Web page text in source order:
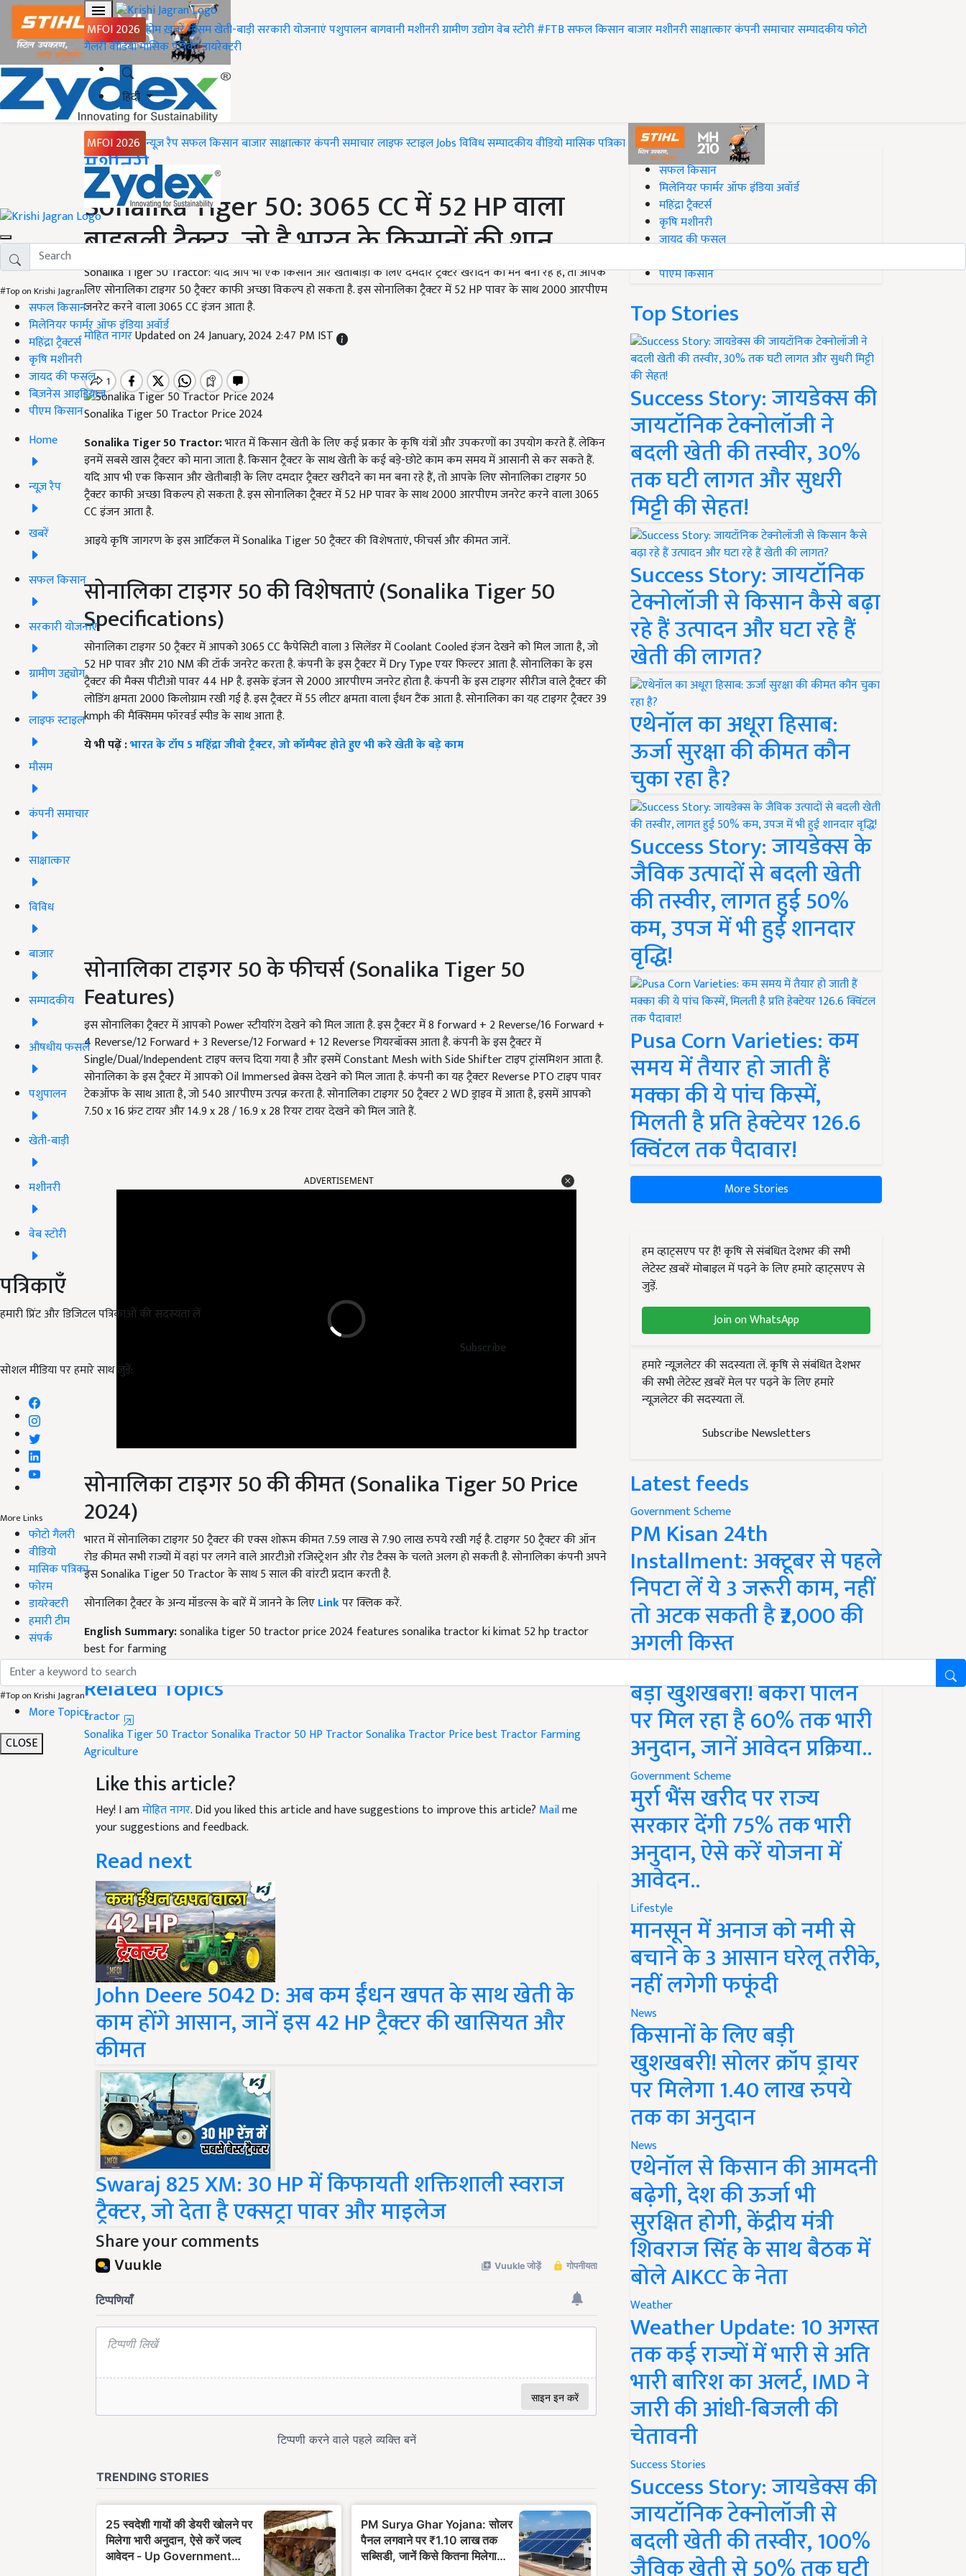
MFOI 2026 होमख़बरेंमौसमखेती-बाड़ीसरकारी योजनाएंपशुपालनबागवानीमशीनरीग्रामीण उद्योगवेब स्टोरी#FTBसफल किसानबाजारमशीनरीसाक्षात्कारकंपनी समाचारसम्पादकीयफोटो
गैलरीवीडियोमासिक पत्रिकाडायरेक्टरी
हिंदी
MFOI 2026 न्यूज़ रैपसफल किसानबाजारसाक्षात्कारकंपनी समाचारलाइफ स्टाइलJobsविविधसम्पादकीयवीडियोमासिक पत्रिका
#Top on Krishi Jagran
सफल किसान
मिलेनियर फार्मर ऑफ इंडिया अवॉर्ड
महिंद्रा ट्रैक्टर्स
कृषि मशीनरी
जायद की फसल
बिज़नेस आइडियाज
पीएम किसान
Home
न्यूज़ रैप
खबरें
सफल किसान
सरकारी योजनाएं
ग्रामीण उद्द्योग
लाइफ स्टाइल
मौसम
कंपनी समाचार
साक्षात्कार
विविध
बाजार
सम्पादकीय
औषधीय फसलें
पशुपालन
खेती-बाड़ी
मशीनरी
वेब स्टोरी
पत्रिकाएँ
हमारी प्रिंट और डिजिटल पत्रिकाओं की सदस्यता लें
Subscribe
सोशल मीडिया पर हमारे साथ जुड़ें:
More Links
फोटो गैलरी
वीडियो
मासिक पत्रिका
फोरम
डायरेक्टरी
हमारी टीम
संपर्क
#Top on Krishi Jagran
More Topics
CLOSE
Home
मशीनरी
Sonalika Tiger 50: 3065 CC में 52 HP वाला
बाहुबली ट्रैक्टर, जो है भारत के किसानों की शान
Sonalika Tiger 50 Tractor: यदि आप भी एक किसान और खेतीबाड़ी के लिए दमदार ट्रैक्टर खरीदने का मन बना रहे हैं, तो आपके
लिए सोनालिका टाइगर 50 ट्रैक्टर काफी अच्छा विकल्प हो सकता है. इस सोनालिका ट्रैक्टर में 52 HP पावर के साथ 2000 आरपीएम
जनरेट करने वाला 3065 CC इंजन आता है.
मोहित नागरUpdated on 24 January, 2024 2:47 PM IST
Sonalika Tiger 50 Tractor Price 2024
Sonalika Tiger 50 Tractor:भारत में किसान खेती के लिए कई प्रकार के कृषि यंत्रों और उपकरणों का उपयोग करते हैं. लेकिन
इनमें सबसे खास ट्रैक्टर को माना जाता है. किसान ट्रैक्टर के साथ खेती के कई बड़े-छोटे काम कम समय में आसानी से कर सकते हैं.
यदि आप भी एक किसान और खेतीबाड़ी के लिए दमदार ट्रैक्टर खरीदने का मन बना रहे हैं, तो आपके लिए सोनालिका टाइगर 50
ट्रैक्टर काफी अच्छा विकल्प हो सकता है. इस सोनालिका ट्रैक्टर में 52 HP पावर के साथ 2000 आरपीएम जनरेट करने वाला 3065
CC इंजन आता है.
आइये कृषि जागरण के इस आर्टिकल में Sonalika Tiger 50 ट्रैक्टर की विशेषताएं, फीचर्स और कीमत जानें.
सोनालिका टाइगर 50 की विशेषताएं (Sonalika Tiger 50
Specifications)
सोनालिका टाइगर 50 ट्रैक्टर में आपको 3065 CC कैपेसिटी वाला 3 सिलेंडर में Coolant Cooled इंजन देखने को मिल जाता है, जो
52 HP पावर और 210 NM की टॉर्क जनरेट करता है. कंपनी के इस ट्रैक्टर में Dry Type एयर फिल्टर आता है. सोनालिका के इस
ट्रैक्टर की मैक्स पीटीओ पावर 44 HP है. इसके इंजन से 2000 आरपीएम जनरेट होता है. कंपनी के इस टाइगर सीरीज वाले ट्रैक्टर की
लोडिंग क्षमता 2000 किलोग्राम रखी गई है. इस ट्रैक्टर में 55 लीटर क्षमता वाला ईंधन टैंक आता है. सोनालिका का यह टाइगर ट्रैक्टर 39
kmph की मैक्सिमम फॉरवर्ड स्पीड के साथ आता है.
ये भी पढ़ें :भारत के टॉप 5 महिंद्रा जीवो ट्रैक्टर, जो कॉम्पैक्ट होते हुए भी करे खेती के बड़े काम
सोनालिका टाइगर 50 के फीचर्स (Sonalika Tiger 50
Features)
इस सोनालिका ट्रैक्टर में आपको Power स्टीयरिंग देखने को मिल जाता है. इस ट्रैक्टर में 8 forward + 2 Reverse/16 Forward +
4 Reverse/12 Forward + 3 Reverse/12 Forward + 12 Reverse गियरबॉक्स आता है. कंपनी के इस ट्रैक्टर में
Single/Dual/Independent टाइप क्लच दिया गया है और इसमें Constant Mesh with Side Shifter टाइप ट्रांसमिशन आता है.
सोनालिका के इस ट्रैक्टर में आपको Oil Immersed ब्रेक्स देखने को मिल जाता है. कंपनी का यह ट्रैक्टर Reverse PTO टाइप पावर
टेकऑफ के साथ आता है, जो 540 आरपीएम उत्पन्न करता है. सोनालिका टाइगर 50 ट्रैक्टर 2 WD ड्राइव में आता है, इसमें आपको
7.50 x 16 फ्रंट टायर और 14.9 x 28 / 16.9 x 28 रियर टायर देखने को मिल जाते हैं.
सोनालिका टाइगर 50 की कीमत (Sonalika Tiger 50 Price
2024)
भारत में सोनालिका टाइगर 50 ट्रैक्टर की एक्स शोरूम कीमत 7.59 लाख से 7.90 लाख रुपये रखी गई है. टाइगर 50 ट्रैक्टर की ऑन
रोड कीमत सभी राज्यों में वहां पर लगने वाले आरटीओ रजिस्ट्रेशन और रोड टैक्स के चलते अलग हो सकती है. सोनालिका कंपनी अपने
इस Sonalika Tiger 50 Tractor के साथ 5 साल की वांरटी प्रदान करती है.
सोनालिका ट्रैक्टर के अन्य मॉडल्स के बारें में जानने के लिए
English Summary:
best for farming
Published on:19 January 2024, 06:28 PM IST
Related Topics
tractor
Sonalika Tiger 50 Tractor
Agriculture
Like this article?
Hey! I amमोहित नागर . Did you liked this article and have suggestions to improve this article?
your suggestions and feedback.
Read next
John Deere 5042 D: अब कम ईंधन खपत के साथ खेती के
काम होंगे आसान, जानें इस 42 HP ट्रैक्टर की खासियत और
कीमत
Swaraj 825 XM: 30 HP में किफायती शक्तिशाली स्वराज
ट्रैक्टर, जो देता है एक्सट्रा पावर और माइलेज
Share your comments
#Top on Krishi Jagran
सफल किसान
मिलेनियर फार्मर ऑफ इंडिया अवॉर्ड
महिंद्रा ट्रैक्टर्स
कृषि मशीनरी
जायद की फसल
पीएम किसान
Top Stories
Success Story: जायडेक्स की
जायटॉनिक टेक्नोलॉजी ने
बदली खेती की तस्वीर, 30%
तक घटी लागत और सुधरी
मिट्टी की सेहत!
Success Story: जायटॉनिक
टेक्नोलॉजी से किसान कैसे बढ़ा
रहे हैं उत्पादन और घटा रहे हैं
खेती की लागत?
एथेनॉल का अधूरा हिसाब:
ऊर्जा सुरक्षा की कीमत कौन
चुका रहा है?
Success Story: जायडेक्स के
जैविक उत्पादों से बदली खेती
की तस्वीर, लागत हुई 50%
कम, उपज में भी हुई शानदार
वृद्धि!
Pusa Corn Varieties: कम
समय में तैयार हो जाती हैं
मक्का की ये पांच किस्में,
मिलती है प्रति हेक्टेयर 126.6
क्विंटल तक पैदावार!
More Stories
हम व्हाट्सएप पर हैं! कृषि से संबंधित देशभर की सभी
लेटेस्ट ख़बरें मोबाइल में पढ़ने के लिए हमारे व्हाट्सएप से
जुड़ें.
Join on WhatsApp
हमारे न्यूज़लेटर की सदस्यता लें. कृषि से संबंधित देशभर
की सभी लेटेस्ट ख़बरें मेल पर पढ़ने के लिए हमारे
न्यूज़लेटर की सदस्यता लें.
Subscribe Newsletters
Latest feeds
Government Scheme
PM Kisan 24th
Installment: अक्टूबर से पहले
निपटा लें ये 3 जरूरी काम, नहीं
तो अटक सकती है ₹2,000 की
अगली किस्त
बड़ी खुशखबरी! बकरी पालन
पर मिल रहा है 60% तक भारी
अनुदान, जानें आवेदन प्रक्रिया..
Government Scheme
मुर्रा भैंस खरीद पर राज्य
सरकार देंगी 75% तक भारी
अनुदान, ऐसे करें योजना में
आवेदन..
Lifestyle
मानसून में अनाज को नमी से
बचाने के 3 आसान घरेलू तरीके,
नहीं लगेगी फफूंदी
News
किसानों के लिए बड़ी
खुशखबरी! सोलर क्रॉप ड्रायर
पर मिलेगा 1.40 लाख रुपये
तक का अनुदान
News
एथेनॉल से किसान की आमदनी
बढ़ेगी, देश की ऊर्जा भी
सुरक्षित होगी, केंद्रीय मंत्री
शिवराज सिंह के साथ बैठक में
बोले AIKCC के नेता
Weather
Weather Update: 10 अगस्त
तक कई राज्यों में भारी से अति
भारी बारिश का अलर्ट, IMD ने
जारी की आंधी-बिजली की
चेतावनी
Success Stories
Success Story: जायडेक्स की
जायटॉनिक टेक्नोलॉजी से
बदली खेती की तस्वीर, 100%